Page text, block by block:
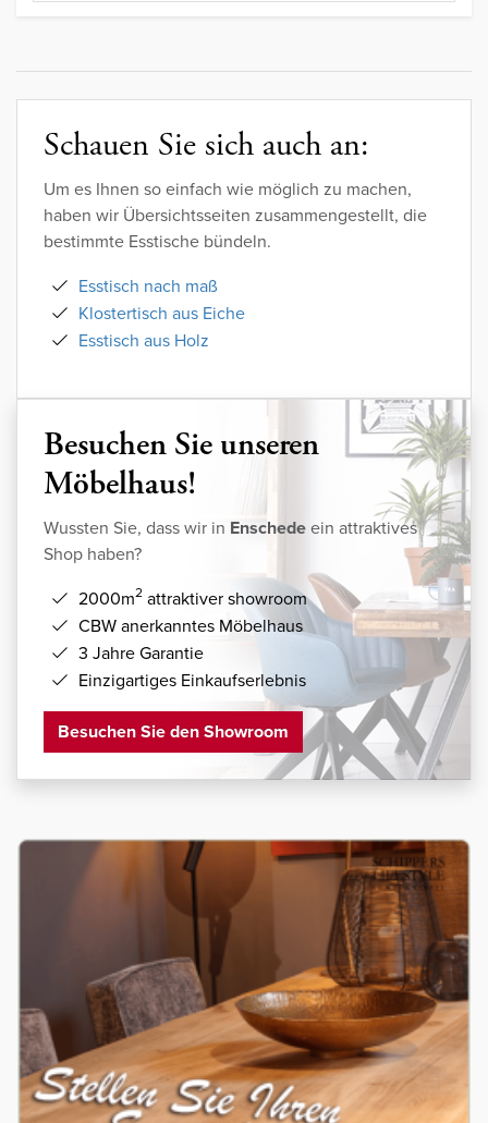
Schauen Sie sich auch an:
Um es Ihnen so einfach wie möglich zu machen,
haben wir Übersichtsseiten zusammengestellt, die
bestimmte Esstische bündeln.
Esstisch nach maß
Klostertisch aus Eiche
Esstisch aus Holz
Besuchen Sie unseren
Möbelhaus!
Wussten Sie, dass wir in Enschedeein attraktives
Shop haben?
2000m2 attraktiver showroom
CBW anerkanntes Möbelhaus
3 Jahre Garantie
Einzigartiges Einkaufserlebnis
Besuchen Sie den Showroom